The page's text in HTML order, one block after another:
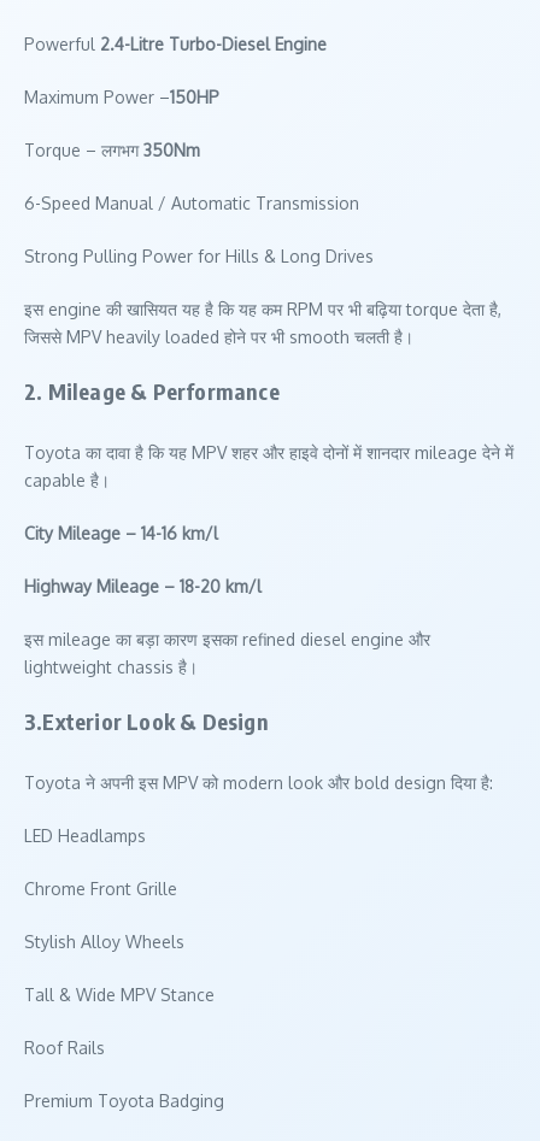
Powerful 2.4-Litre Turbo-Diesel Engine
Maximum Power –150HP
Torque – लगभग350Nm
6-Speed Manual / Automatic Transmission
Strong Pulling Power for Hills & Long Drives
इस engine की खासियत यह है कि यह कम RPM पर भी बढ़िया torque देता है,
जिससे MPV heavily loaded होने पर भी smooth चलती है।
2. Mileage & Performance
Toyota का दावा है कि यह MPV शहर और हाइवे दोनों में शानदार mileage देने में
capable है।
City Mileage – 14-16 km/l
Highway Mileage – 18-20 km/l
इस mileage का बड़ा कारण इसका refined diesel engine और
lightweight chassis है।
3.Exterior Look & Design
Toyota ने अपनी इस MPV को modern look और bold design दिया है:
LED Headlamps
Chrome Front Grille
Stylish Alloy Wheels
Tall & Wide MPV Stance
Roof Rails
Premium Toyota Badging